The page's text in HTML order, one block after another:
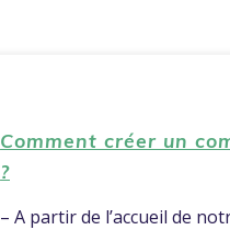
Comment créer un
?
– A partir de l’accueil de